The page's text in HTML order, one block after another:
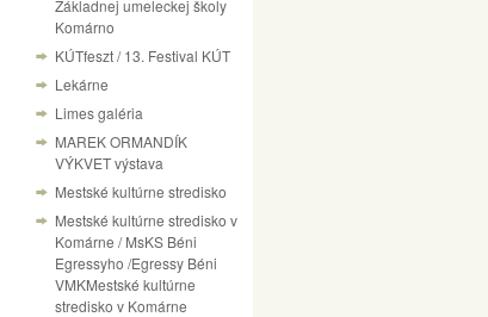
Základnej umeleckej školy
Komárno
KÚTfeszt / 13. Festival KÚT
Lekárne
Limes galéria
MAREK ORMANDÍK
VÝKVET výstava
Mestské kultúrne stredisko
Mestské kultúrne stredisko v
Komárne / MsKS Béni
Egressyho /Egressy Béni
VMKMestské kultúrne
stredisko v Komárne